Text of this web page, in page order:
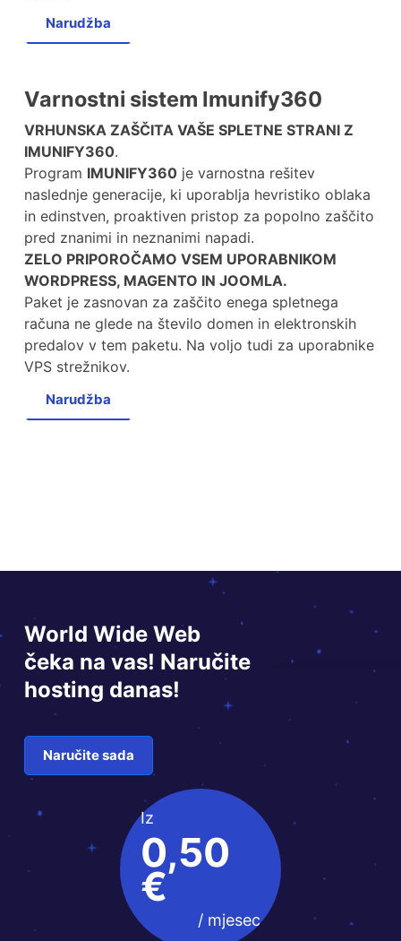
Narudžba
Varnostni sistem Imunify360
VRHUNSKA ZAŠČITA VAŠE SPLETNE STRANI Z
IMUNIFY360.
Program IMUNIFY360 je varnostna rešitev
naslednje generacije, ki uporablja hevristiko oblaka
in edinstven, proaktiven pristop za popolno zaščito
pred znanimi in neznanimi napadi.
ZELO PRIPOROČAMO VSEM UPORABNIKOM
WORDPRESS, MAGENTO IN JOOMLA.
Paket je zasnovan za zaščito enega spletnega
računa ne glede na število domen in elektronskih
predalov v tem paketu. Na voljo tudi za uporabnike
VPS strežnikov.
Narudžba
World Wide Web
čeka na vas! Naručite
hosting danas!
Naručite sada
Iz
0,50
€
/ mjesec